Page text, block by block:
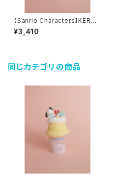
【Sanrio Characters】KEROK
EROKEROPPI CANDLE
¥3,410
同じカテゴリの商品